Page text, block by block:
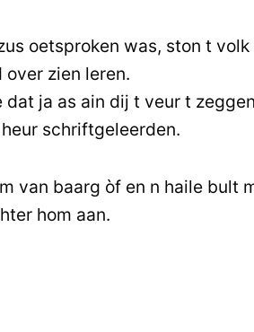
oetsproken was, ston t volk
zien leren.
dat ja as ain dij t veur t
schriftgeleerden.
van baarg òf en n haile bult
hom aan.